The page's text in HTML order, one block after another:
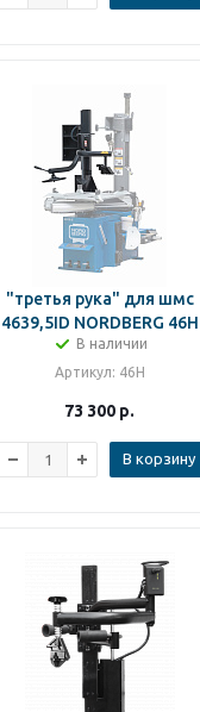
"третья рука" для шмс
4639,5ID NORDBERG 46H
В наличии
Артикул: 46H
73 300 р.
В корзину